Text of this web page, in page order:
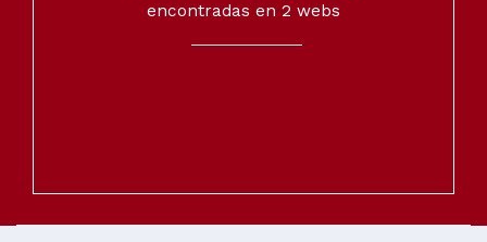
encontradas en 2 webs